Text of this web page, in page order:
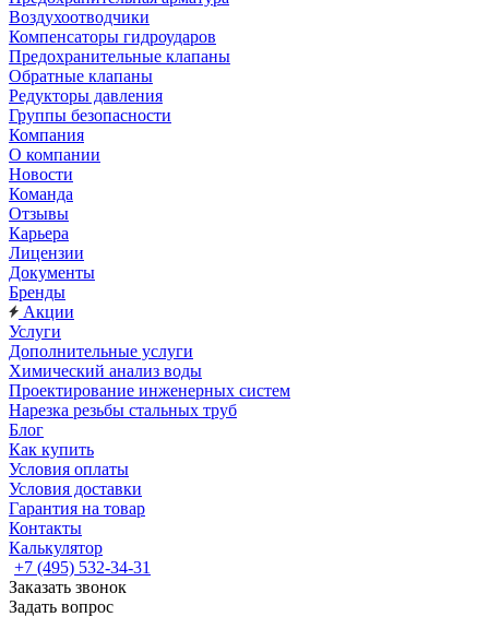
Воздухоотводчики
Компенсаторы гидроударов
Предохранительные клапаны
Обратные клапаны
Редукторы давления
Группы безопасности
Компания
О компании
Новости
Команда
Отзывы
Карьера
Лицензии
Документы
Бренды
Акции
Услуги
Дополнительные услуги
Химический анализ воды
Проектирование инженерных систем
Нарезка резьбы стальных труб
Блог
Как купить
Условия оплаты
Условия доставки
Гарантия на товар
Контакты
Калькулятор
+7 (495) 532‑34‑31
Заказать звонок
Задать вопрос